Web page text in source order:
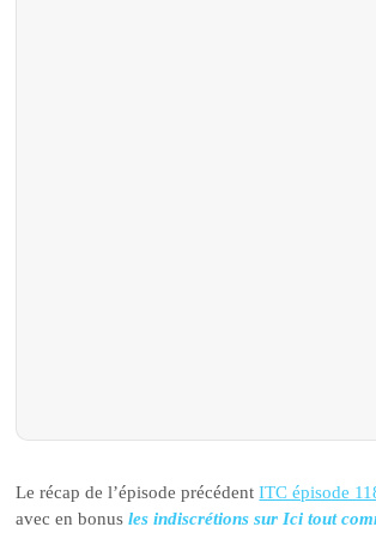
Le récap de l’épisode précédentITC épisode
avec en bonusles indiscrétions sur Ici tout